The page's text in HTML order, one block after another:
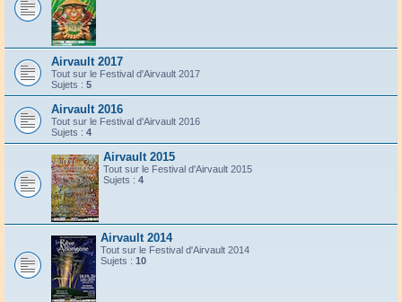
Airvault 2017
Tout sur le Festival d'Airvault 2017
Sujets : 5
Airvault 2016
Tout sur le Festival d'Airvault 2016
Sujets : 4
Airvault 2015
Tout sur le Festival d'Airvault 2015
Sujets : 4
Airvault 2014
Tout sur le Festival d'Airvault 2014
Sujets : 10